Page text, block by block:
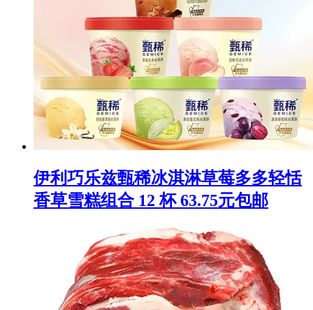
伊利巧乐兹甄稀冰淇淋草莓多多轻恬
香草雪糕组合 12 杯 63.75元包邮